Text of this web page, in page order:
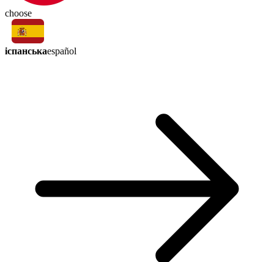
choose
іспанськаespañol